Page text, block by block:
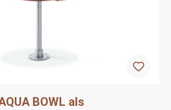
BOWL als